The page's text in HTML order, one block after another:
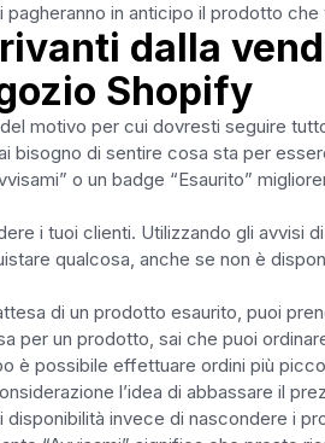
pagheranno in anticipo il prodotto
dalla
Shopify
motivo per cui dovresti seguire
bisogno di sentire cosa sta per
o un badge “Esaurito”
i tuoi clienti. Utilizzando gli avvisi
qualcosa, anche se non è
di un prodotto esaurito, puoi
per un prodotto, sai che puoi
è possibile effettuare ordini più
l’idea di abbassare il
disponibilità invece di nascondere i